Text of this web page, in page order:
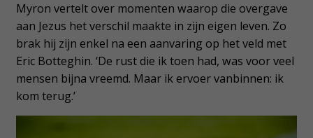
Myron vertelt over momenten waarop die overgave
aan Jezus het verschil maakte in zijn eigen leven. Zo
brak hij zijn enkel na een aanvaring op het veld met
Eric Botteghin. ‘De rust die ik toen had, was voor veel
mensen bijna vreemd. Maar ik ervoer vanbinnen: ik
kom terug.’